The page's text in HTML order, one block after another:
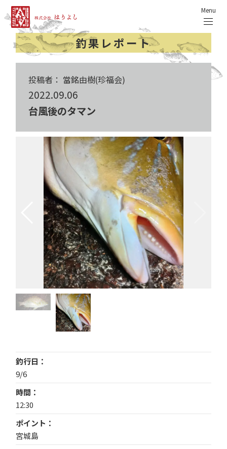
Menu
釣果レポート
投稿者： 當銘由樹(珍福会)
2022.09.06
台風後のタマン
釣行日
9/6
時間
12:30
ポイント
宮城島